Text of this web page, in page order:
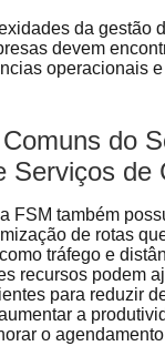
da gestão
devem
operacionais
do
Serviços de
FSM também
de rotas
tráfego e
recursos podem
para reduzir
a
o